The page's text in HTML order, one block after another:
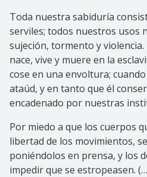
Toda nuestra sabiduría
serviles; todos nuestros usos
sujeción, tormento y
nace, vive y muere en la
cose en una envoltura;
ataúd, y en tanto que él
encadenado por nuestras
Por miedo a que los cuerpos
libertad de los movimientos,
poniéndolos en prensa, y los
impedir que se estropeasen.